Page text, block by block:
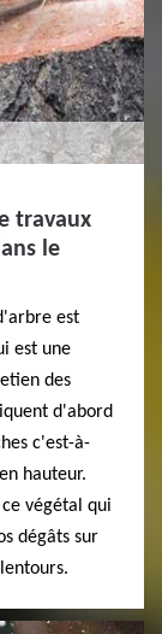
travaux
le
est
est une
des
d'abord
c'est-à-
hauteur.
végétal qui
dégâts sur